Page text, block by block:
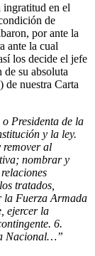
ingratitud en el
de
por ante la
ante la cual
los decide el jefe
de su absoluta
nuestra Carta
Presidenta de la
y la ley.
al
nombrar y
tratados,
la Fuerza Armada
ejercer la
6.
Nacional…”